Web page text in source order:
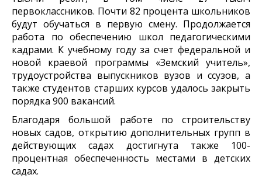
первоклассников. Почти 82 процента школьников
будут обучаться в первую смену. Продолжается
работа по обеспечению школ педагогическими
кадрами. К учебному году за счет федеральной и
новой краевой программы «Земский учитель»,
трудоустройства выпускников вузов и ссузов, а
также студентов старших курсов удалось закрыть
порядка 900 вакансий.
Благодаря большой работе по строительству
новых садов, открытию дополнительных групп в
действующих садах достигнута также 100-
процентная обеспеченность местами в детских
садах.